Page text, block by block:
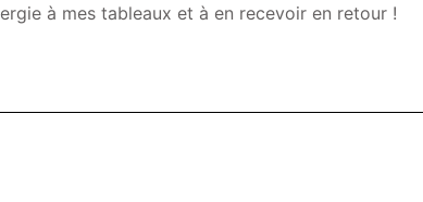
à mes tableaux et à en recevoir en retour !